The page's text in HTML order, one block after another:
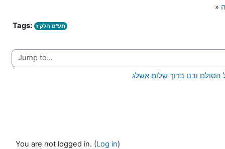
»
Tags: תע"ס חלק ז
Jump to...
You are not logged in. (Log in)